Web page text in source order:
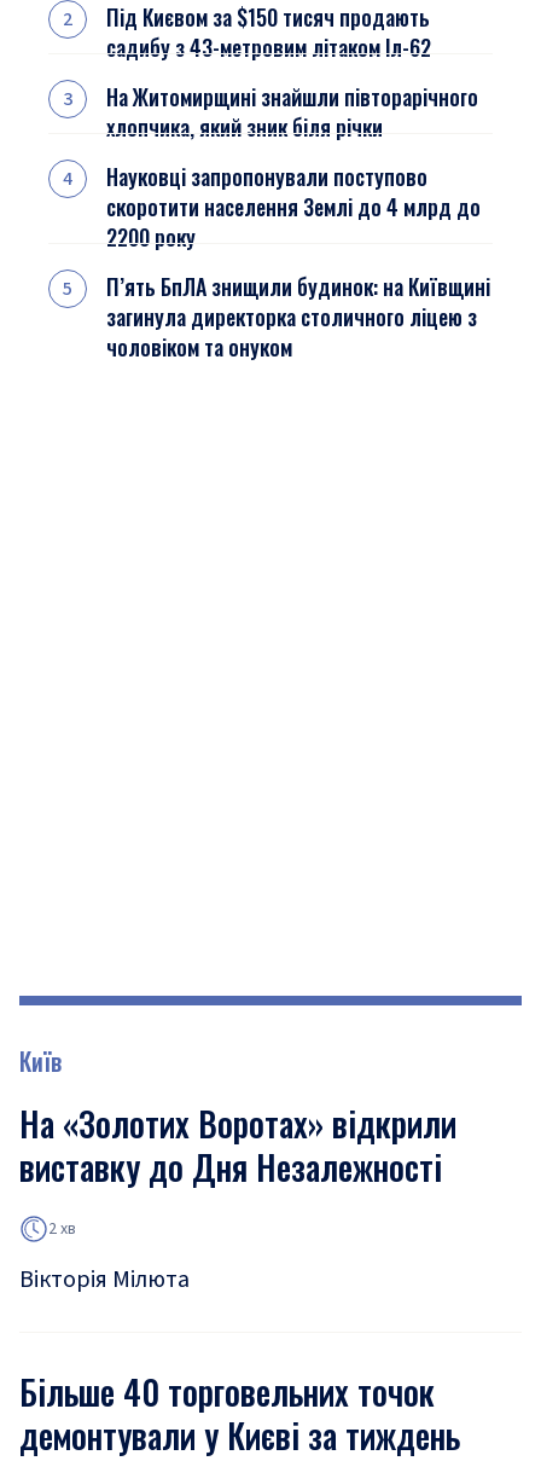
Під Києвом за $150 тисяч продають
садибу з 43-метровим літаком Іл-62
На Житомирщині знайшли півторарічного
хлопчика, який зник біля річки
Науковці запропонували поступово
скоротити населення Землі до 4 млрд до
2200 року
П’ять БпЛА знищили будинок: на Київщині
загинула директорка столичного ліцею з
чоловіком та онуком
Київ
На «Золотих Воротах» відкрили
виставку до Дня Незалежності
2 хв
Вікторія Мілюта
Більше 40 торговельних точок
демонтували у Києві за тиждень